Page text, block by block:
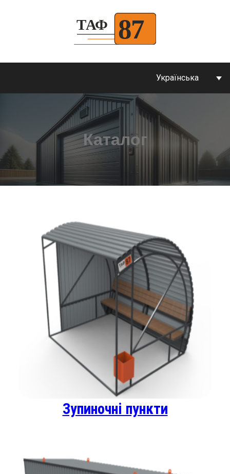
Українська
Каталог
Зупиночні пункти